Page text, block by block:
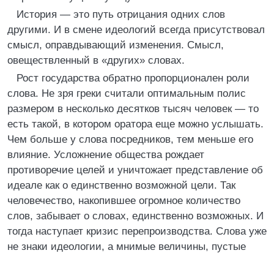
История — это путь отрицания одних слов
другими. И в смене идеологий всегда присутствовал
смысл, оправдывающий изменения. Смысл,
овеществленный в «других» словах.
Рост государства обратно пропорционален роли
слова. Не зря греки считали оптимальным полис
размером в несколько десятков тысяч человек — то
есть такой, в котором оратора еще можно услышать.
Чем больше у слова посредников, тем меньше его
влияние. Усложнение общества рождает
противоречие целей и уничтожает представление об
идеале как о единственно возможной цели. Так
человечество, накопившее огромное количество
слов, забывает о словах, единственно возможных. И
тогда наступает кризис перепроизводства. Слова уже
не знаки идеологии, а мнимые величины, пустые